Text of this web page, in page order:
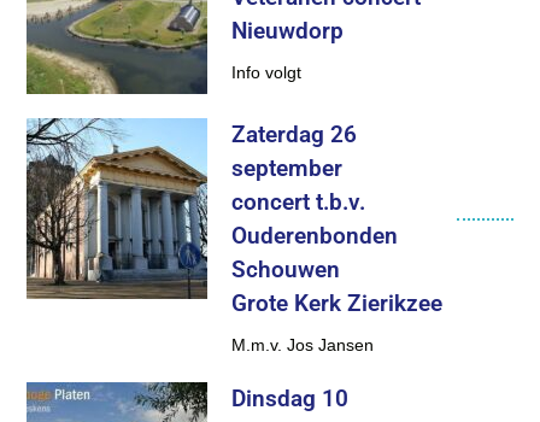
Nieuwdorp
Info volgt
Zaterdag 26
september
concert t.b.v.
Ouderenbonden
Schouwen
Grote Kerk Zierikzee
M.m.v. Jos Jansen
Dinsdag 10